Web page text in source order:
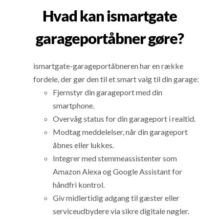
Hvad kan ismartgate
garageportåbner gøre?
ismartgate-garageportåbneren har en række
fordele, der gør den til et smart valg til din garage:
Fjernstyr din garageport med din
smartphone.
Overvåg status for din garageport i realtid.
Modtag meddelelser, når din garageport
åbnes eller lukkes.
Integrer med stemmeassistenter som
Amazon Alexa og Google Assistant for
håndfri kontrol.
Giv midlertidig adgang til gæster eller
serviceudbydere via sikre digitale nøgler.